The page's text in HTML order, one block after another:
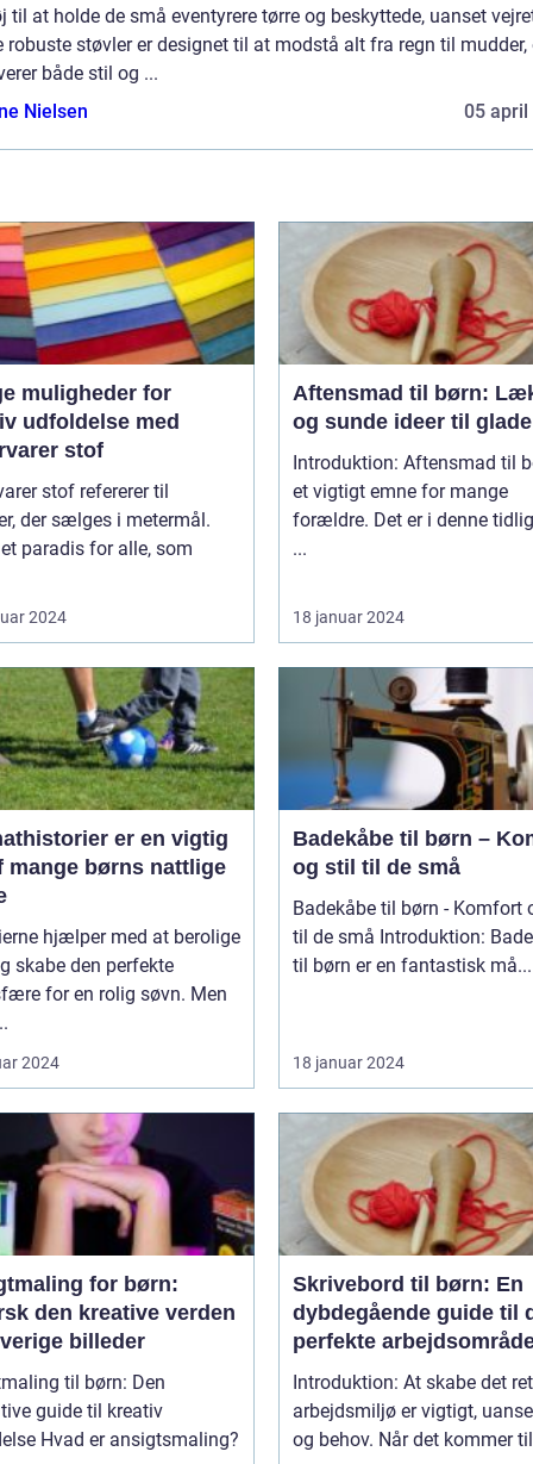
til at holde de små eventyrere tørre og beskyttede, uanset
robuste støvler er designet til at modstå alt fra regn til mudder,
både stil og ...
Nielsen
05 april
muligheder for
udfoldelse med
stof
stof refererer til
der sælges i metermål.
paradis for alle, som
2024
Aftensmad til børn:
og sunde ideer til
Introduktion: Aftensmad til
et vigtigt emne for mange
forældre. Det er i denne
...
18 januar 2024
er en vigtig
mange børns nattlige
hjælper med at berolige
skabe den perfekte
for en rolig søvn. Men
2024
Badekåbe til børn –
og stil til de små
Badekåbe til børn - Komfort
til de små Introduktion: Badekåber
til børn er en fantastisk må...
18 januar 2024
for børn:
den kreative verden
billeder
til børn: Den
guide til kreativ
Skrivebord til børn: En
dybdegående guide til
perfekte
Introduktion: At skabe det
arbejdsmiljø er vigtigt,
og behov. Når det kommer